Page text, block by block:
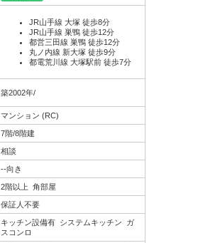
JR山手線 大塚 徒歩8分
JR山手線 巣鴨 徒歩12分
都営三田線 巣鴨 徒歩12分
丸ノ内線 新大塚 徒歩9分
都電荒川線 大塚駅前 徒歩7分
築2002年/
マンション (RC)
7階/8階建
相談
--向き
2階以上 角部屋
保証人不要
キッチン設備有 システムキッチン
ガ
スコンロ